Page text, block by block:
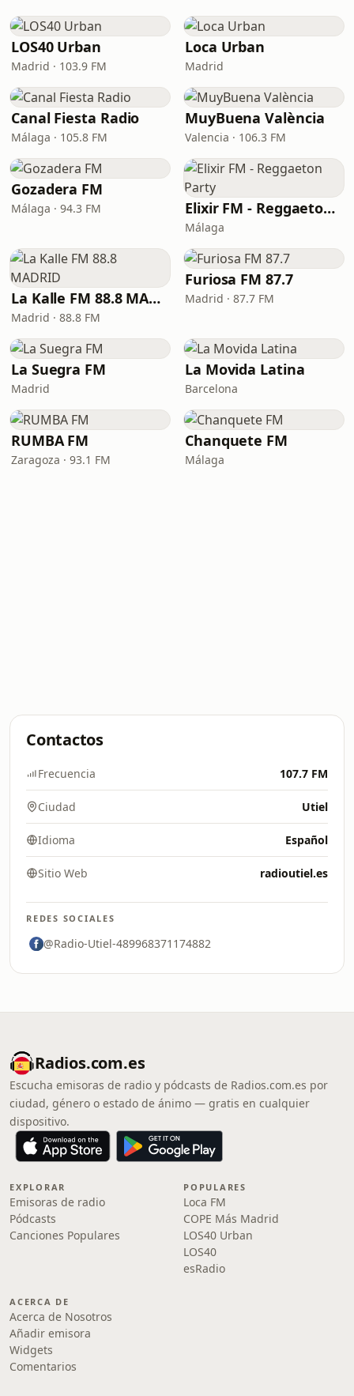
LOS40 Urban
Madrid · 103.9 FM
Loca Urban
Madrid
Canal Fiesta Radio
Málaga · 105.8 FM
MuyBuena València
Valencia · 106.3 FM
Gozadera FM
Málaga · 94.3 FM Elixir FM - Reggaeton Party
Málaga
La Kalle FM 88.8 MADRID
Madrid · 88.8 FM
Furiosa FM 87.7
Madrid · 87.7 FM
La Suegra FM
Madrid
La Movida Latina
Barcelona
RUMBA FM
Zaragoza · 93.1 FM
Chanquete FM
Málaga
Contactos
Frecuencia 107.7 FM
Ciudad Utiel
Idioma Español
Sitio Web radioutiel.es
REDES SOCIALES
@Radio-Utiel-489968371174882
Radios.com.es
Escucha emisoras de radio y pódcasts de Radios.com.es por
ciudad, género o estado de ánimo — gratis en cualquier
dispositivo.
EXPLORAR
Emisoras de radio
Pódcasts
Canciones Populares
POPULARES
Loca FM
COPE Más Madrid
LOS40 Urban
LOS40
esRadio
ACERCA DE
Acerca de Nosotros
Añadir emisora
Widgets
Comentarios